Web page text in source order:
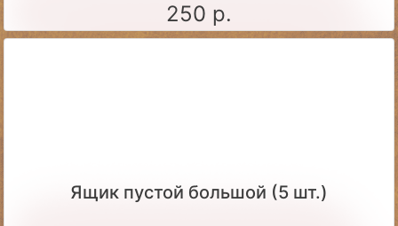
250 р.
Ящик пустой большой (5 шт.)